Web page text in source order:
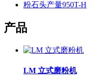
粉石头产量950T-H
产品
LM 立式磨粉机